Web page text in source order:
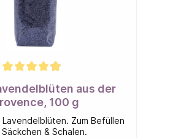
aus der
100 g
Zum Befüllen
& Schalen.